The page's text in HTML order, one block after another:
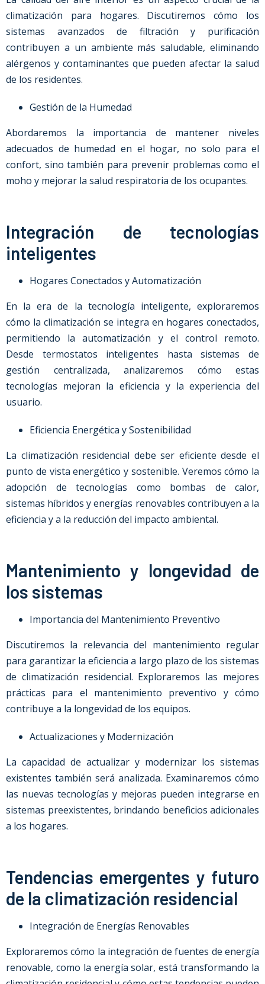
climatización para hogares. Discutiremos cómo los
sistemas avanzados de filtración y purificación
contribuyen a un ambiente más saludable, eliminando
alérgenos y contaminantes que pueden afectar la salud
de los residentes.
Gestión de la Humedad
Abordaremos la importancia de mantener niveles
adecuados de humedad en el hogar, no solo para el
confort, sino también para prevenir problemas como el
moho y mejorar la salud respiratoria de los ocupantes.
Integración de tecnologías
inteligentes
Hogares Conectados y Automatización
En la era de la tecnología inteligente, exploraremos
cómo la climatización se integra en hogares conectados,
permitiendo la automatización y el control remoto.
Desde termostatos inteligentes hasta sistemas de
gestión centralizada, analizaremos cómo estas
tecnologías mejoran la eficiencia y la experiencia del
usuario.
Eficiencia Energética y Sostenibilidad
La climatización residencial debe ser eficiente desde el
punto de vista energético y sostenible. Veremos cómo la
adopción de tecnologías como bombas de calor,
sistemas híbridos y energías renovables contribuyen a la
eficiencia y a la reducción del impacto ambiental.
Mantenimiento y longevidad de
los sistemas
Importancia del Mantenimiento Preventivo
Discutiremos la relevancia del mantenimiento regular
para garantizar la eficiencia a largo plazo de los sistemas
de climatización residencial. Exploraremos las mejores
prácticas para el mantenimiento preventivo y cómo
contribuye a la longevidad de los equipos.
Actualizaciones y Modernización
La capacidad de actualizar y modernizar los sistemas
existentes también será analizada. Examinaremos cómo
las nuevas tecnologías y mejoras pueden integrarse en
sistemas preexistentes, brindando beneficios adicionales
a los hogares.
Tendencias emergentes y futuro
de la climatización residencial
Integración de Energías Renovables
Exploraremos cómo la integración de fuentes de energía
renovable, como la energía solar, está transformando la